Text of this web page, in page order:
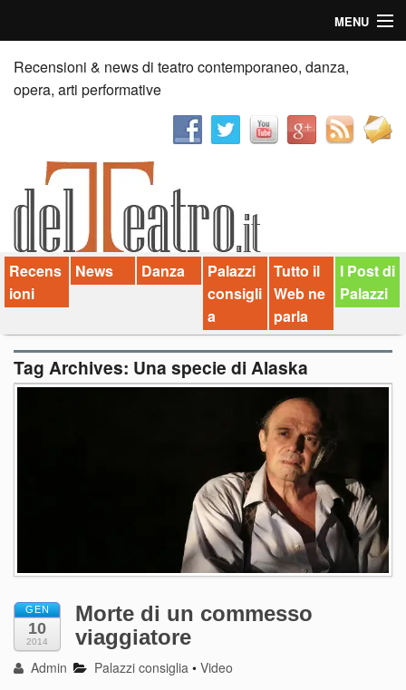
MENU
Home
Recensioni
News
Palazzi consiglia
Video
Chi siamo
Contatti
Recensioni & news di teatro contemporaneo, danza,
opera, arti performative
Recens
ioni
News Danza
Palazzi
consigli
a
Tutto il
Web ne
parla
I Post di
Palazzi
Tag Archives: Una specie di Alaska
GEN
10
2014
Morte di un commesso
viaggiatore
Admin Palazzi consiglia •Video